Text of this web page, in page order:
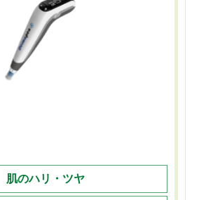
肌のハリ・ツヤ